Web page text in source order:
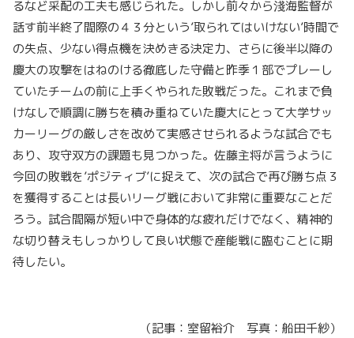
るなど采配の工夫も感じられた。しかし前々から淺海監督が
話す前半終了間際の４３分という’取られてはいけない’時間で
の失点、少ない得点機を決めきる決定力、さらに後半以降の
慶大の攻撃をはねのける徹底した守備と昨季１部でプレーし
ていたチームの前に上手くやられた敗戦だった。これまで負
けなしで順調に勝ちを積み重ねていた慶大にとって大学サッ
カーリーグの厳しさを改めて実感させられるような試合でも
あり、攻守双方の課題も見つかった。佐藤主将が言うように
今回の敗戦を’ポジティブ’に捉えて、次の試合で再び勝ち点３
を獲得することは長いリーグ戦において非常に重要なことだ
ろう。試合間隔が短い中で身体的な疲れだけでなく、精神的
な切り替えもしっかりして良い状態で産能戦に臨むことに期
待したい。
（記事：室留裕介 写真：船田千紗）